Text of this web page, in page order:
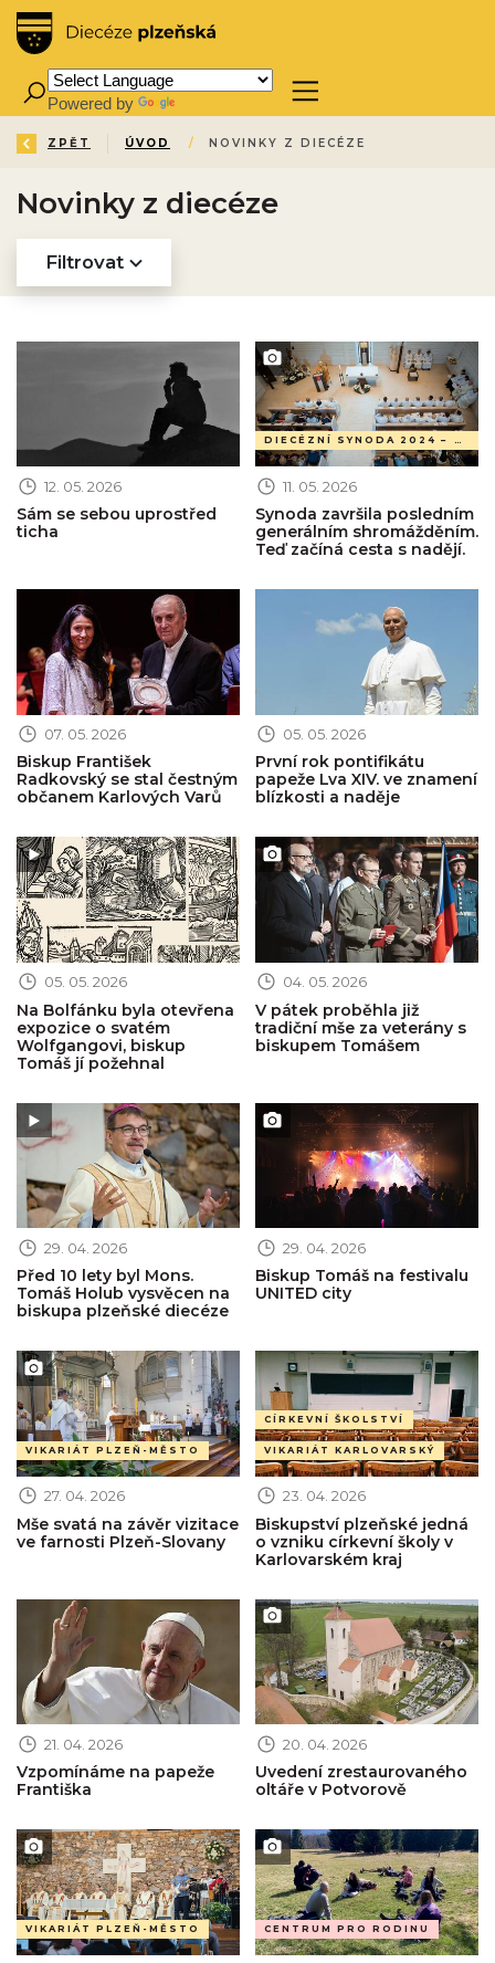
Powered by
ZPĚT ÚVOD / NOVINKY Z DIECÉZE
Novinky z diecéze
Filtrovat
12. 05. 2026
Sám se sebou uprostřed
ticha
Obrázek novinky
DIECÉZNÍ SYNODA 2024 –⁠ 2026
11. 05. 2026
Synoda završila posledním
generálním shromážděním.
Teď začíná cesta s nadějí.
Obrázek novinky
07. 05. 2026
Biskup František
Radkovský se stal čestným
občanem Karlových Varů
05. 05. 2026
První rok pontifikátu
papeže Lva XIV. ve znamení
blízkosti a naděje
Obrázek novinky
05. 05. 2026
Na Bolfánku byla otevřena
expozice o svatém
Wolfgangovi, biskup
Tomáš jí požehnal
Obrázek novinky
04. 05. 2026
V pátek proběhla již
tradiční mše za veterány s
biskupem Tomášem
Obrázek novinky
29. 04. 2026
Před 10 lety byl Mons.
Tomáš Holub vysvěcen na
biskupa plzeňské diecéze
Obrázek novinky
29. 04. 2026
Biskup Tomáš na festivalu
UNITED city
Obrázek novinky
VIKARIÁT PLZEŇ-MĚSTO
27. 04. 2026
Mše svatá na závěr vizitace
ve farnosti Plzeň-Slovany
Obrázek novinky
CÍRKEVNÍ ŠKOLSTVÍ
VIKARIÁT KARLOVARSKÝ
23. 04. 2026
Biskupství plzeňské jedná
o vzniku církevní školy v
Karlovarském kraj
Obrázek novinky
21. 04. 2026
Vzpomínáme na papeže
Františka
Obrázek novinky
20. 04. 2026
Uvedení zrestaurovaného
oltáře v Potvorově
Obrázek novinky
VIKARIÁT PLZEŇ-MĚSTO
Obrázek novinky
CENTRUM PRO RODINU